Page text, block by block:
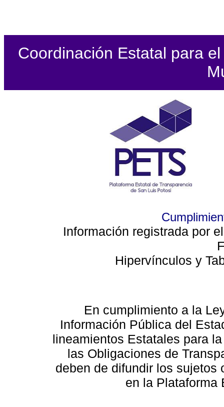
Coordinación Estatal para
Información registrada por
Hipervínculos y
En cumplimiento a la
Información Pública del
lineamientos Estatales para
las Obligaciones de
deben de difundir los sujetos
en la Plataforma